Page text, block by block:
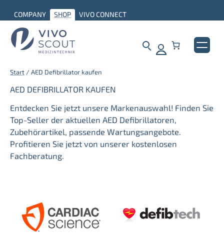
Inhalt
springen
COMPANY SHOP VIVO CONNECT
Start / AED Defibrillator kaufen
AED DEFIBRILLATOR KAUFEN
Entdecken Sie jetzt unsere Markenauswahl! Finden Sie
Top-Seller der aktuellen AED Defibrillatoren,
Zubehörartikel, passende Wartungsangebote.
Profitieren Sie jetzt von unserer kostenlosen
Fachberatung.